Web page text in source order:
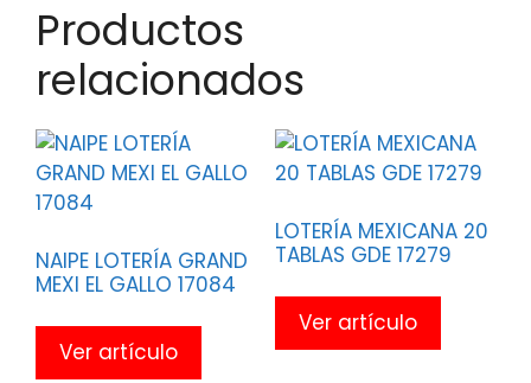
Productos
relacionados
NAIPE LOTERÍA GRAND
MEXI EL GALLO 17084
Ver artículo
LOTERÍA MEXICANA 20
TABLAS GDE 17279
Ver artículo